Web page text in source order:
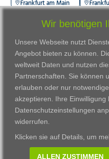
Frankfurt am Main
VWAK
Karriere
Links
Impressum
Gießen
Kassel
Wir benötigen
Unsere Webseite nutzt
Angebot bieten zu können.
weltweit Daten und nutzen
Partnerschaften. Sie können
erlauben oder nur
akzeptieren. Ihre
Datenschutzeinstellungen
widerrufen.
Klicken sie auf Details, um
ALLEN ZUSTIMMEN